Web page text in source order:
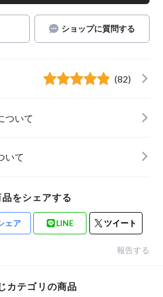
ショップに質問する
(82)
ついて
いて
品をシェアする
ェア LINE ツイート
報告する
カテゴリの商品